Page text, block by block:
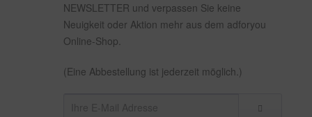
NEWSLETTER und verpassen Sie keine
Neuigkeit oder Aktion mehr aus dem adforyou
Online-Shop.
(Eine Abbestellung ist jederzeit möglich.)